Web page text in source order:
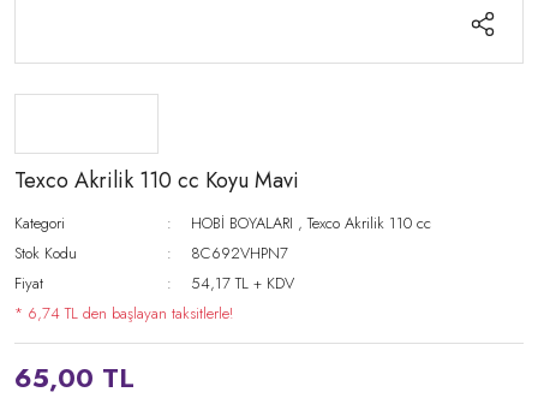
Texco Akrilik 110 cc Koyu Mavi
Kategori HOBİ BOYALARI ,Texco Akrilik 110 cc
Stok Kodu
8C692VHPN7
Fiyat
54,17 TL + KDV
* 6,74 TL den başlayan taksitlerle!
65,00 TL